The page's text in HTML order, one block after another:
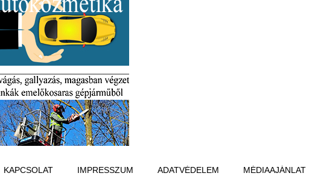
KAPCSOLAT IMPRESSZUM ADATVÉDELEM MÉDIAAJÁNLAT